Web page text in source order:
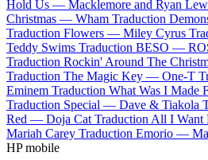
Hold Us — Macklemore and Ryan
Christmas — Wham Traduction
Traduction Flowers — Miley Cyrus
Teddy Swims Traduction BESO —
Traduction Rockin' Around The
Traduction The Magic Key — One-T
Eminem Traduction What Was I Made
Traduction Special — Dave & Tiakola
Red — Doja Cat Traduction All I
Mariah Carey Traduction Emorio —
HP mobile